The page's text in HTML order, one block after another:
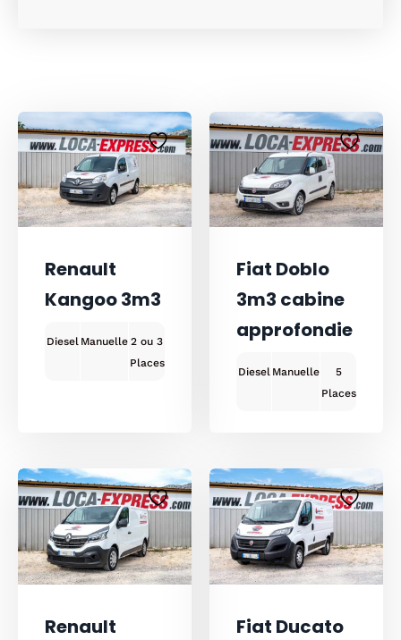
Renault
Kangoo 3m3
Diesel Manuelle 2 ou 3
Fiat Doblo
3m3 cabine
approfondie
Diesel Manuelle 5
Renault
Fiat Ducato